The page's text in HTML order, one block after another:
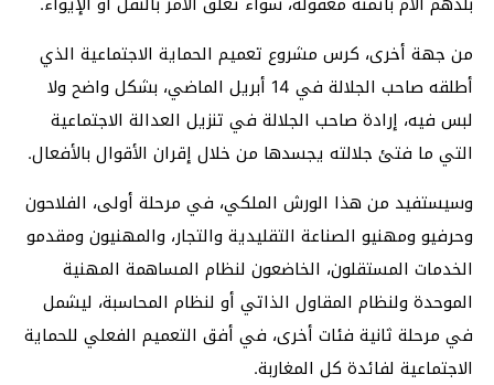
من جهة أخرى، كرس مشروع تعميم الحماية الاجتماعية الذي
أطلقه صاحب الجلالة في 14 أبريل الماضي، بشكل واضح ولا
لبس فيه، إرادة صاحب الجلالة في تنزيل العدالة الاجتماعية
التي ما فتئ جلالته يجسدها من خلال إقران الأقوال بالأفعال.
وسيستفيد من هذا الورش الملكي، في مرحلة أولى، الفلاحون
وحرفيو ومهنيو الصناعة التقليدية والتجار، والمهنيون ومقدمو
الخدمات المستقلون، الخاضعون لنظام المساهمة المهنية
الموحدة ولنظام المقاول الذاتي أو لنظام المحاسبة، ليشمل
في مرحلة ثانية فئات أخرى، في أفق التعميم الفعلي للحماية
الاجتماعية لفائدة كل المغاربة.